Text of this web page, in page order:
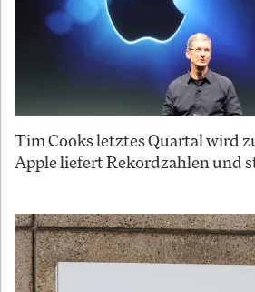
Tim Cooks letztes Quartal wird
Apple liefert Rekordzahlen und